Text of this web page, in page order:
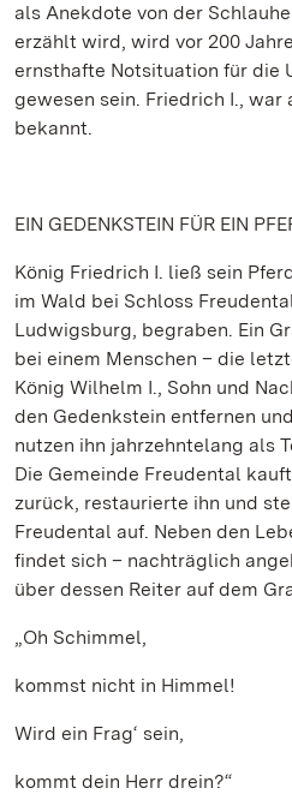
als Anekdote von der
erzählt wird, wird vor 200
ernsthafte Notsituation für die
gewesen sein. Friedrich I.,
bekannt.
EIN GEDENKSTEIN FÜR EIN
König Friedrich I. ließ sein
im Wald bei Schloss
Ludwigsburg, begraben. Ein
bei einem Menschen – die
König Wilhelm I., Sohn und
den Gedenkstein entfernen
nutzen ihn jahrzehntelang als
Die Gemeinde Freudental
zurück, restaurierte ihn und
Freudental auf. Neben den
findet sich – nachträglich
über dessen Reiter auf dem
„Oh Schimmel,
kommst nicht in Himmel!
Wird ein Frag‘ sein,
kommt dein Herr drein?“